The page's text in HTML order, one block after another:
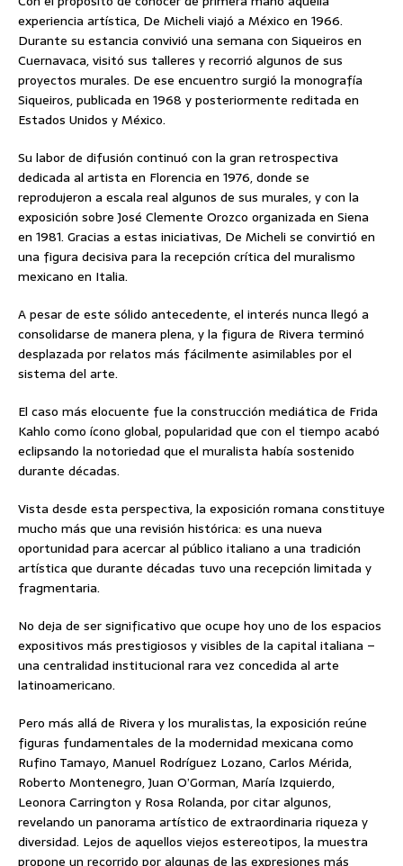
experiencia artística, De Micheli viajó a México en 1966.
Durante su estancia convivió una semana con Siqueiros en
Cuernavaca, visitó sus talleres y recorrió algunos de sus
proyectos murales. De ese encuentro surgió la monografía
Siqueiros, publicada en 1968 y posteriormente reditada en
Estados Unidos y México.
Su labor de difusión continuó con la gran retrospectiva
dedicada al artista en Florencia en 1976, donde se
reprodujeron a escala real algunos de sus murales, y con la
exposición sobre José Clemente Orozco organizada en Siena
en 1981. Gracias a estas iniciativas, De Micheli se convirtió en
una figura decisiva para la recepción crítica del muralismo
mexicano en Italia.
A pesar de este sólido antecedente, el interés nunca llegó a
consolidarse de manera plena, y la figura de Rivera terminó
desplazada por relatos más fácilmente asimilables por el
sistema del arte.
El caso más elocuente fue la construcción mediática de Frida
Kahlo como ícono global, popularidad que con el tiempo acabó
eclipsando la notoriedad que el muralista había sostenido
durante décadas.
Vista desde esta perspectiva, la exposición romana constituye
mucho más que una revisión histórica: es una nueva
oportunidad para acercar al público italiano a una tradición
artística que durante décadas tuvo una recepción limitada y
fragmentaria.
No deja de ser significativo que ocupe hoy uno de los espacios
expositivos más prestigiosos y visibles de la capital italiana –
una centralidad institucional rara vez concedida al arte
latinoamericano.
Pero más allá de Rivera y los muralistas, la exposición reúne
figuras fundamentales de la modernidad mexicana como
Rufino Tamayo, Manuel Rodríguez Lozano, Carlos Mérida,
Roberto Montenegro, Juan O’Gorman, María Izquierdo,
Leonora Carrington y Rosa Rolanda, por citar algunos,
revelando un panorama artístico de extraordinaria riqueza y
diversidad. Lejos de aquellos viejos estereotipos, la muestra
propone un recorrido por algunas de las expresiones más